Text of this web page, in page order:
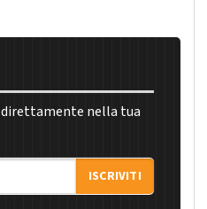
direttamente nella tua
ISCRIVITI